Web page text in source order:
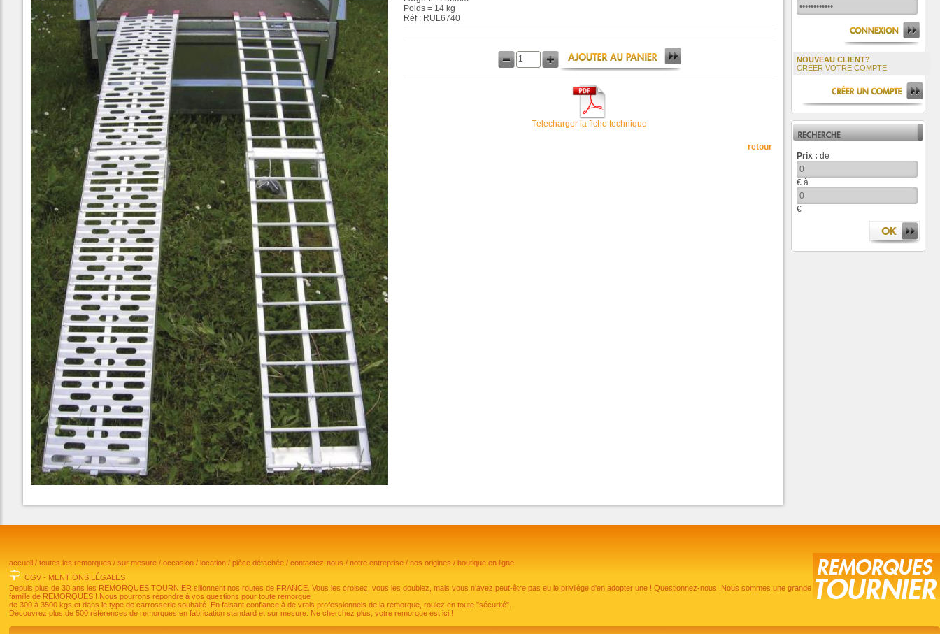
Poids = 14 kg
Réf : RUL6740
Télécharger la fiche technique
retour
NOUVEAU CLIENT?
CRÉER VOTRE COMPTE
Prix : de
€ à
€
accueil /toutes les remorques /sur mesure /occasion /location /pièce détachée /contactez-nous /notre entreprise /nos origines /boutique en ligne
CGV - MENTIONS LÉGALES
Depuis plus de 30 ans les REMORQUES TOURNIER sillonnent nos routes de FRANCE. Vous les croisez, vous les doublez, mais vous n'avez peut-être pas eu le privilège d'en adopter une ! Questionnez-nous !Nous sommes une grande
famille de REMORQUES ! Nous pourrons répondre à vos questions pour toute remorque
de 300 à 3500 kgs et dans le type de carrosserie souhaité. En faisant confiance à de vrais professionnels de la remorque, roulez en toute "sécurité".
Découvrez plus de 500 références de remorques en fabrication standard et sur mesure. Ne cherchez plus, votre remorque est ici !